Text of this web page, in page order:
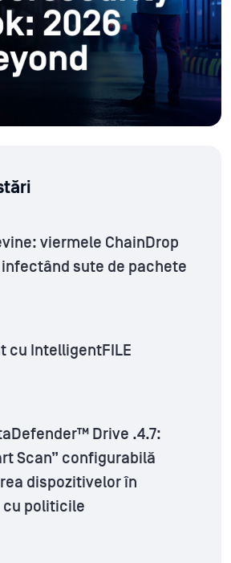
viermele ChainDrop
sute de pachete
cu IntelligentFILE
Drive .4.7:
Scan” configurabilă
dispozitivelor în
politicile